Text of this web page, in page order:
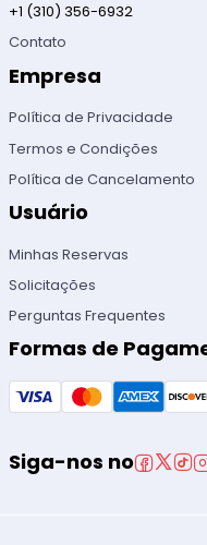
+1 (310) 356-6932
Contato
Empresa
Política de Privacidade
Termos e Condições
Política de Cancelamento
Usuário
Minhas Reservas
Solicitações
Perguntas Frequentes
Formas de
Siga-nos no